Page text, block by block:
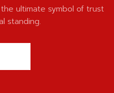
ultimate symbol of trust
standing.